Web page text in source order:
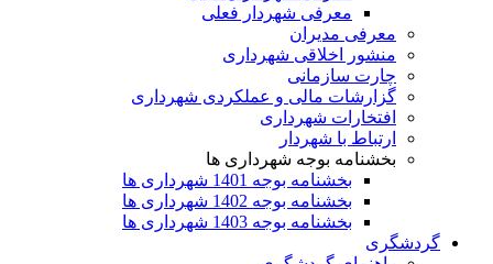
معرفی شهردار فعلی
معرفی مدیران
منشور اخلاقی شهرداری
چارت سازمانی
گزارشات مالی و عملکردی شهرداری
افتخارات شهرداری
ارتباط با شهردار
بخشنامه بوجه شهرداری ها
بخشنامه بوجه 1401 شهرداری ها
بخشنامه بوجه 1402 شهرداری ها
بخشنامه بوجه 1403 شهرداری ها
گردشگری